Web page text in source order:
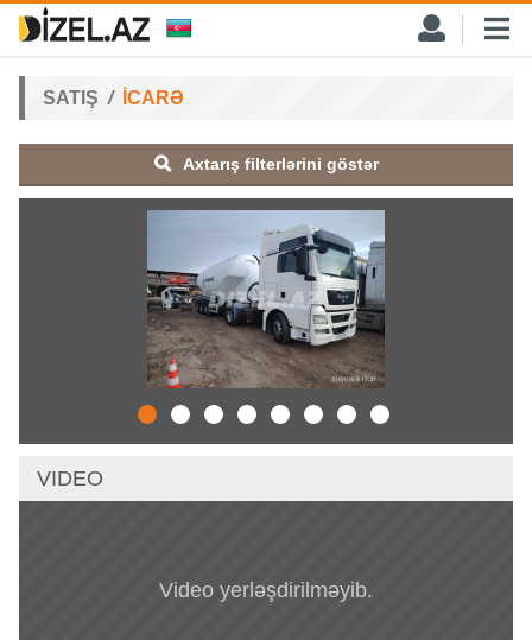
SATIŞ İCARƏ
Axtarış filterlərini göstər
VIDEO
Video yerləşdirilməyib.